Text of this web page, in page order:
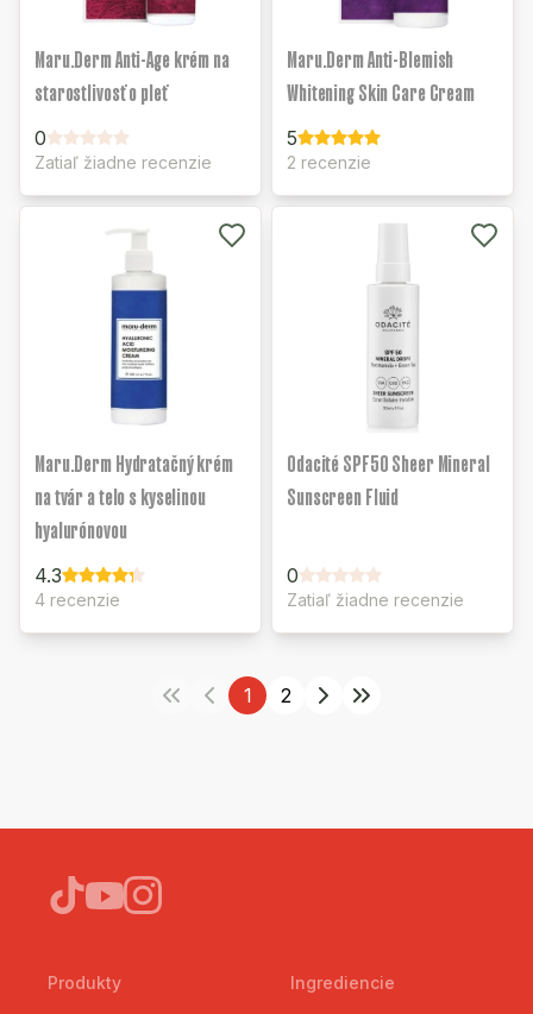
Maru.Derm Anti-Age krém na
starostlivosť o pleť
0
Zatiaľ žiadne recenzie
Maru.Derm Anti-Blemish
Whitening Skin Care Cream
5
2 recenzie
Maru.Derm Hydratačný krém
na tvár a telo s kyselinou
hyalurónovou
4.3
4 recenzie
Odacité SPF50 Sheer Mineral
Sunscreen Fluid
0
Zatiaľ žiadne recenzie
1 2
Produkty Ingrediencie